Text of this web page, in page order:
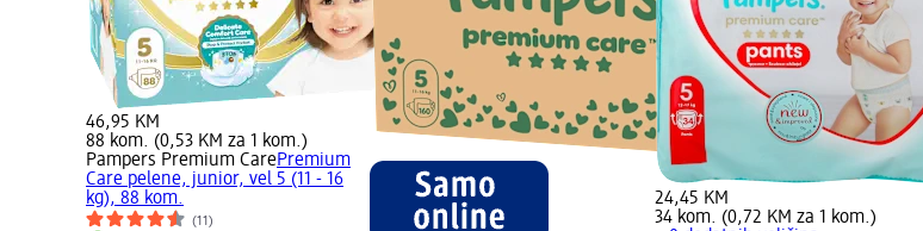
46,95 KM
88 kom. (0,53 KM za 1 kom.)
Pampers Premium CarePremium
Care pelene, junior, vel 5 (11 - 16
kg), 88 kom.
(11)
24,45 KM
34 kom. (0,72 KM za 1 kom.)